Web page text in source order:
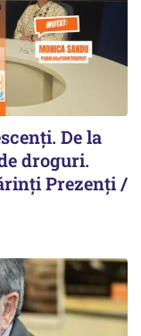
De la
droguri.
Prezenți /